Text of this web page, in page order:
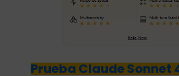
Prueba Claude Sonnet